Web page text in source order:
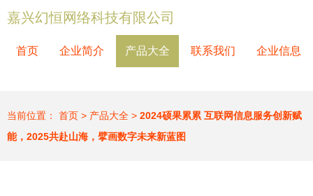
嘉兴幻恒网络科技有限公司
首页 企业简介 产品大全 联系我们 企业信息
当前位置： 首页 > 产品大全 > 2024硕果累累 互联网信息服务创新赋
能，2025共赴山海，擘画数字未来新蓝图